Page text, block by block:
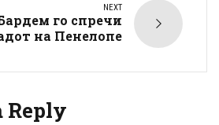
NEXT
го спречи
на Пенелопе
Reply